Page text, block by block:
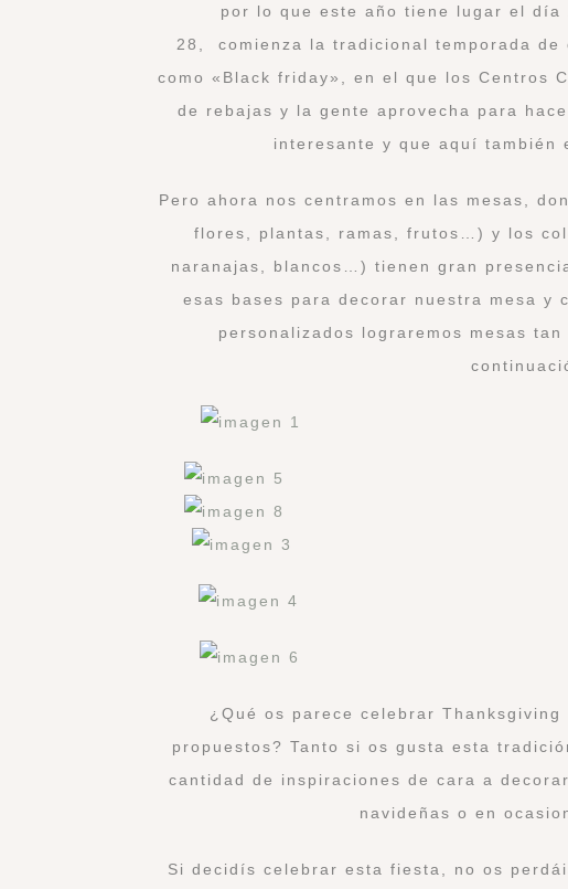
por lo que este año tiene lugar el
28, comienza la tradicional temporada de
como «Black friday», en el que los Centros
de rebajas y la gente aprovecha para
interesante y que aquí también
Pero ahora nos centramos en las mesas,
flores, plantas, ramas, frutos…) y los
naranajas, blancos…) tienen gran
esas bases para decorar nuestra mesa y
personalizados lograremos mesas
¿Qué os parece celebrar
propuestos? Tanto si os gusta esta
cantidad de inspiraciones de cara a
navideñas o en
Si decidís celebrar esta fiesta, no os